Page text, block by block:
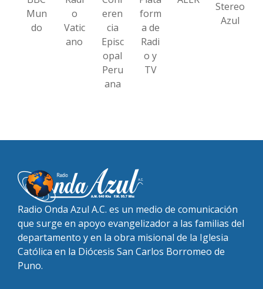
Mun
do
o
Vatic
ano
eren
cia
Episc
opal
Peru
ana
form
a de
Radi
o y
TV
Stereo
Azul
Radio Onda Azul A.C. es un medio de comunicación
que surge en apoyo evangelizador a las familias del
departamento y en la obra misional de la Iglesia
Católica en la Diócesis San Carlos Borromeo de
Puno.